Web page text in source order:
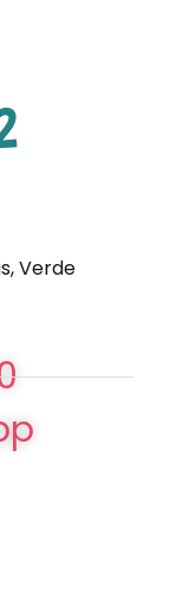
,Verde